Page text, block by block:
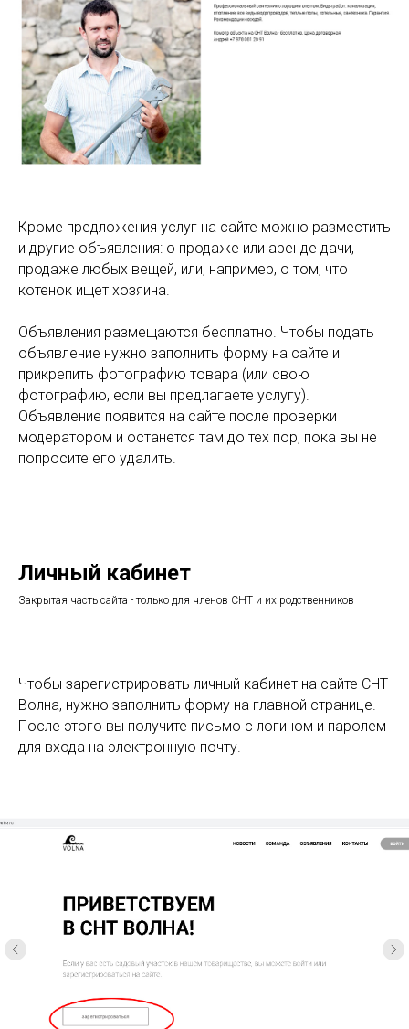
Кроме предложения услуг на сайте можно разместить
и другие объявления: о продаже или аренде дачи,
продаже любых вещей, или, например, о том, что
котенок ищет хозяина.
Объявления размещаются бесплатно. Чтобы подать
объявление нужно заполнить форму на сайте и
прикрепить фотографию товара (или свою
фотографию, если вы предлагаете услугу).
Объявление появится на сайте после проверки
модератором и останется там до тех пор, пока вы не
попросите его удалить.
Личный кабинет
Закрытая часть сайта - только для членов СНТ и их родственников
Чтобы зарегистрировать личный кабинет на сайте СНТ
Волна, нужно заполнить форму на главной странице.
После этого вы получите письмо с логином и паролем
для входа на электронную почту.